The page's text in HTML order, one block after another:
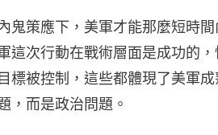
鬼策應下，美軍才能那麼短時間
這次行動在戰術層面是成功的，
標被控制，這些都體現了美軍
，而是政治問題。